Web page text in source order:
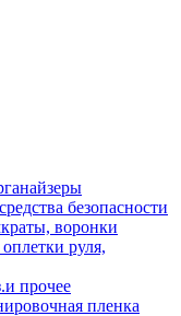
безопасности
воронки
руля,
прочее
пленка